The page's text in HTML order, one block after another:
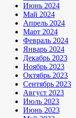
Июнь 2024
Май 2024
Апрель 2024
Март 2024
Февраль 2024
Январь 2024
Декабрь 2023
Ноябрь 2023
Октябрь 2023
Сентябрь 2023
Август 2023
Июль 2023
Июнь 2023